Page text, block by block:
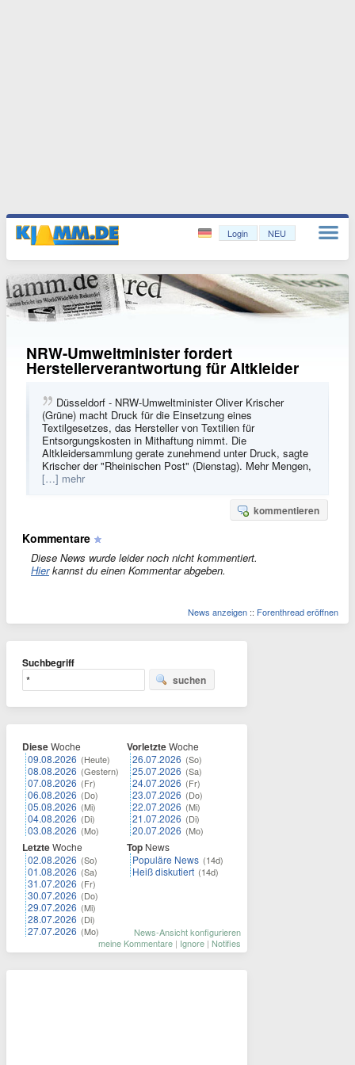
Login NEU
NRW-Umweltminister fordert
Herstellerverantwortung für Altkleider
Düsseldorf - NRW-Umweltminister Oliver Krischer
(Grüne) macht Druck für die Einsetzung eines
Textilgesetzes, das Hersteller von Textilien für
Entsorgungskosten in Mithaftung nimmt. Die
Altkleidersammlung gerate zunehmend unter Druck, sagte
Krischer der "Rheinischen Post" (Dienstag). Mehr Mengen,
[…] mehr
kommentieren
Kommentare
Diese News wurde leider noch nicht kommentiert.
Hierkannst du einen Kommentar abgeben.
News anzeigen :: Forenthread eröffnen
Suchbegriff
suchen
DieseWoche
09.08.2026 (Heute)
08.08.2026 (Gestern)
07.08.2026 (Fr)
06.08.2026 (Do)
05.08.2026 (Mi)
04.08.2026 (Di)
03.08.2026 (Mo)
LetzteWoche
02.08.2026 (So)
01.08.2026 (Sa)
31.07.2026 (Fr)
30.07.2026 (Do)
29.07.2026 (Mi)
28.07.2026 (Di)
27.07.2026 (Mo)
VorletzteWoche
26.07.2026 (So)
25.07.2026 (Sa)
24.07.2026 (Fr)
23.07.2026 (Do)
22.07.2026 (Mi)
21.07.2026 (Di)
20.07.2026 (Mo)
Top News
Populäre News (14d)
Heiß diskutiert (14d)
News-Ansicht konfigurieren
meine Kommentare | Ignore | Notifies